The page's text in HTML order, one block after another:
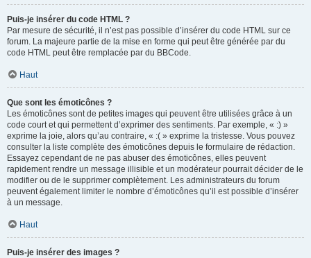
Puis-je insérer du code HTML ?
Par mesure de sécurité, il n’est pas possible d’insérer du code HTML sur ce
forum. La majeure partie de la mise en forme qui peut être générée par du
code HTML peut être remplacée par du BBCode.
Haut
Que sont les émoticônes ?
Les émoticônes sont de petites images qui peuvent être utilisées grâce à un
code court et qui permettent d’exprimer des sentiments. Par exemple, « :) »
exprime la joie, alors qu’au contraire, « :( » exprime la tristesse. Vous pouvez
consulter la liste complète des émoticônes depuis le formulaire de rédaction.
Essayez cependant de ne pas abuser des émoticônes, elles peuvent
rapidement rendre un message illisible et un modérateur pourrait décider de le
modifier ou de le supprimer complètement. Les administrateurs du forum
peuvent également limiter le nombre d’émoticônes qu’il est possible d’insérer
à un message.
Haut
Puis-je insérer des images ?